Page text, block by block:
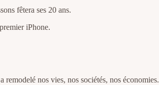
fêtera ses 20 ans.
iPhone.
nos vies, nos sociétés, nos économies.